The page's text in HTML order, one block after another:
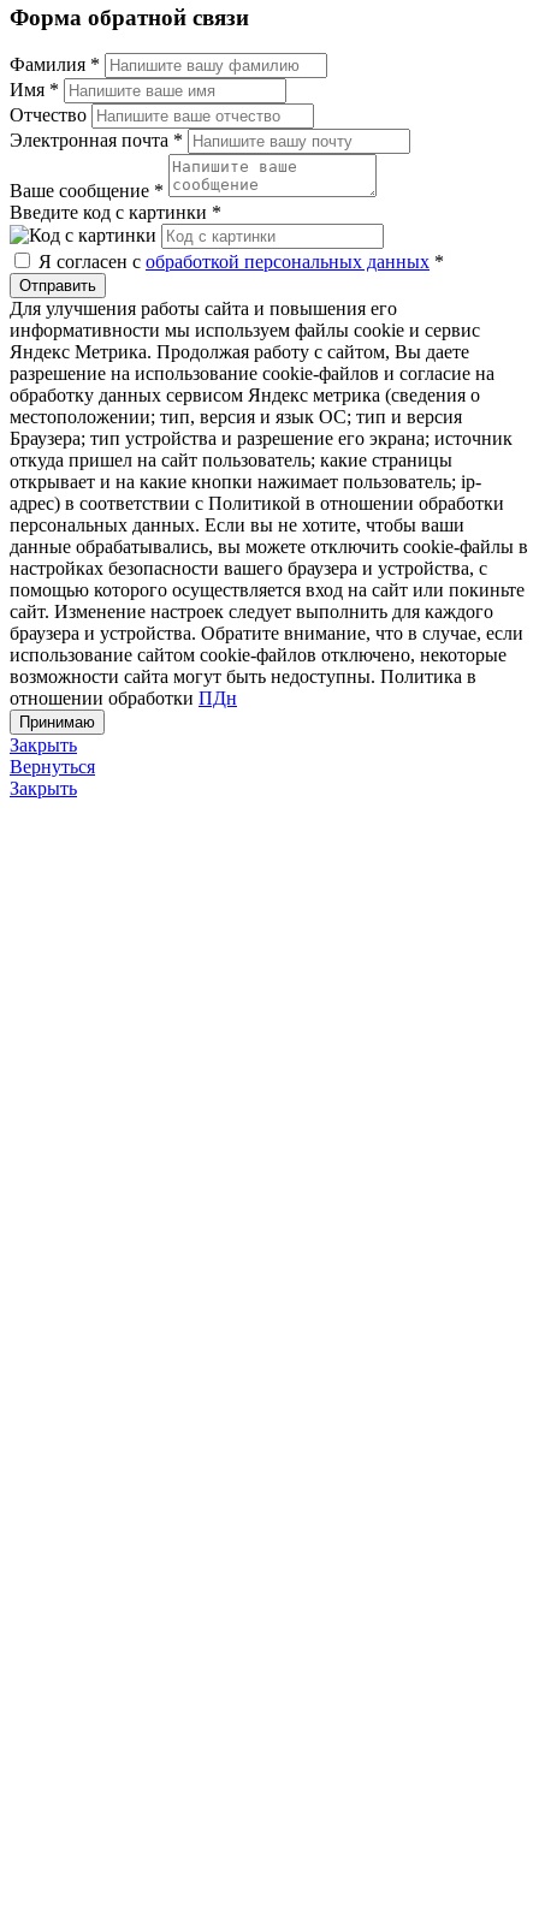
Форма обратной связи
Фамилия *
Имя *
Отчество
Электронная почта *
Ваше сообщение *
Введите код с картинки *
Я согласен с обработкой персональных данных *
Отправить
Для улучшения работы сайта и повышения его
информативности мы используем файлы cookie и сервис
Яндекс Метрика. Продолжая работу с сайтом, Вы даете
разрешение на использование cookie-файлов и согласие на
обработку данных сервисом Яндекс метрика (сведения о
местоположении; тип, версия и язык ОС; тип и версия
Браузера; тип устройства и разрешение его экрана; источник
откуда пришел на сайт пользователь; какие страницы
открывает и на какие кнопки нажимает пользователь; ip-
адрес) в соответствии с Политикой в отношении обработки
персональных данных. Если вы не хотите, чтобы ваши
данные обрабатывались, вы можете отключить cookie-файлы в
настройках безопасности вашего браузера и устройства, с
помощью которого осуществляется вход на сайт или покиньте
сайт. Изменение настроек следует выполнить для каждого
браузера и устройства. Обратите внимание, что в случае, если
использование сайтом cookie-файлов отключено, некоторые
возможности сайта могут быть недоступны. Политика в
отношении обработки ПДн
Принимаю
Закрыть
Вернуться
Закрыть